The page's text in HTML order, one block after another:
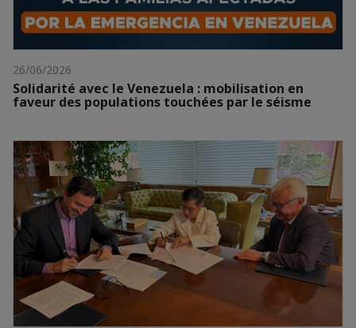
26/06/2026
Solidarité avec le Venezuela : mobilisation en
faveur des populations touchées par le séisme